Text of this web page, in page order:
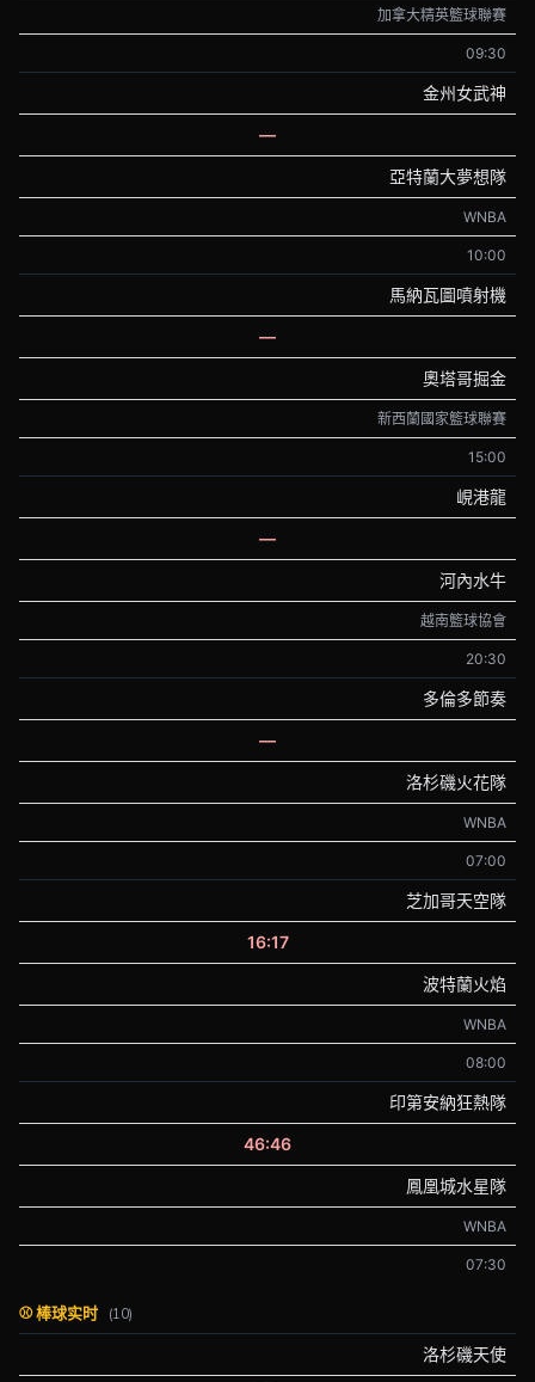
加拿大精英籃球聯賽
09:30
金州女武神
—
亞特蘭大夢想隊
WNBA
10:00
馬納瓦圖噴射機
—
奧塔哥掘金
新西蘭國家籃球聯賽
15:00
峴港龍
—
河內水牛
越南籃球協會
20:30
多倫多節奏
—
洛杉磯火花隊
WNBA
07:00
芝加哥天空隊
16:17
波特蘭火焰
WNBA
08:00
印第安納狂熱隊
46:46
鳳凰城水星隊
WNBA
07:30
⚾ 棒球实时 (10)
洛杉磯天使